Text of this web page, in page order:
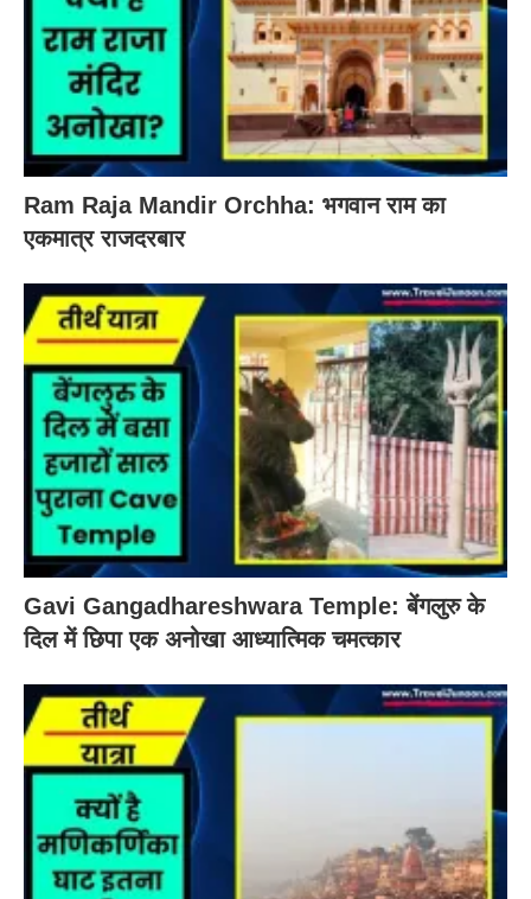
Ram Raja Mandir Orchha: भगवान राम का
एकमात्र राजदरबार
Gavi Gangadhareshwara Temple: बेंगलुरु के
दिल में छिपा एक अनोखा आध्यात्मिक चमत्कार